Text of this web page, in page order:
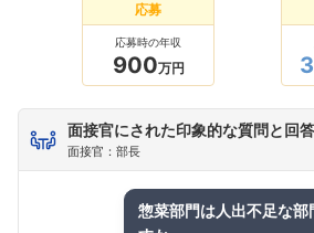
応募
応募時の年収
900万円
面接官にされた印象的な質問と回答
面接官：部長
惣菜部門は人出不足な